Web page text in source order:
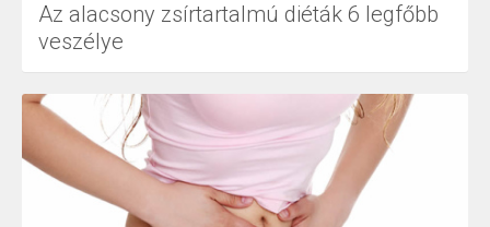
Az alacsony zsírtartalmú diéták 6 legfőbb
veszélye